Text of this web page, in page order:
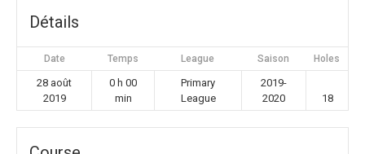
Détails
Date Temps League Saison Holes
28 août
2019
0 h 00
min
Primary
League
2019-
2020
18